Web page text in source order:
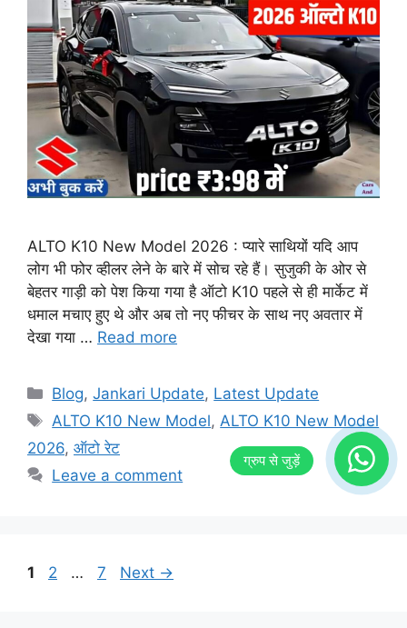
ALTO K10 New Model 2026 : प्यारे साथियों यदि आप
लोग भी फोर व्हीलर लेने के बारे में सोच रहे हैं। सुजुकी के ओर से
बेहतर गाड़ी को पेश किया गया है ऑटो K10 पहले से ही मार्केट में
धमाल मचाए हुए थे और अब तो नए फीचर के साथ नए अवतार में
देखा गया … Read more
Categories
Blog,Jankari Update, Latest Update
Tags
ALTO K10 New Model,ALTO K10 New Model
2026, ऑटो रेट
Leave a comment
Page
1 Page
2 … Page
7 Next →